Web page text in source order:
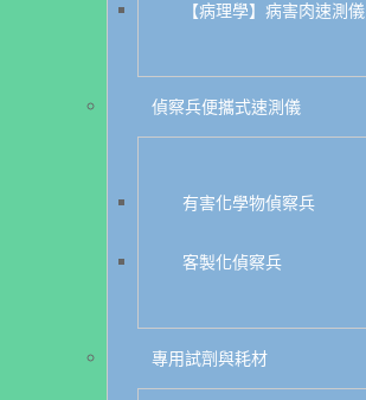
【病理學】病害肉速測儀
偵察兵便攜式速測儀
有害化學物偵察兵
客製化偵察兵
專用試劑與耗材